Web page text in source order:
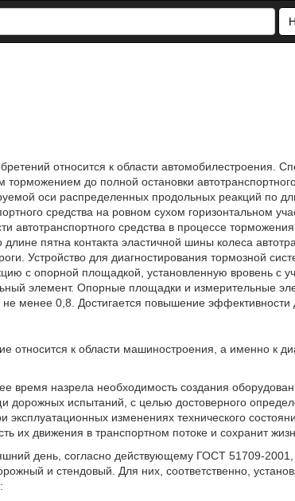
относится к области автомобилестроения.
торможением до полной остановки
оси распределенных продольных реакций по
средства на ровном сухом горизонтальном
автотранспортного средства в процессе
длине пятна контакта эластичной шины колеса
Устройство для диагностирования тормозной
с опорной площадкой, установленную вровень с
элемент. Опорные площадки и измерительные
менее 0,8. Достигается повышение
относится к области машиностроения, а именно к
время назрела необходимость создания
дорожных испытаний, с целью достоверного
эксплуатационных изменениях технического
их движения в транспортном потоке и сохранит
день, согласно действующему ГОСТ 51709-
и стендовый. Для них, соответственно,